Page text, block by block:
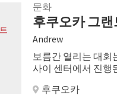
문화
후쿠오카 그랜
Andrew
보름간 열리는 대회
사이 센터에서 진행
후쿠오카